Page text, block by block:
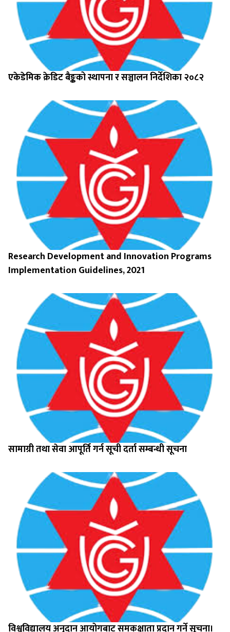
एकेडेमिक क्रेडिट बैङ्कको स्थापना र सञ्चालन निर्देशिका २०८२
Research Development and Innovation Programs
Implementation Guidelines, 2021
सामाग्री तथा सेवा आपूर्ति गर्न सूची दर्ता सम्बन्धी सूचना
विश्वविद्यालय अनुदान आयोगबाट समकक्षाता प्रदान गर्ने सूचना।